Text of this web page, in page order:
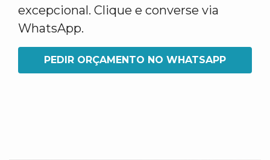
excepcional. Clique e converse via
WhatsApp.
PEDIR ORÇAMENTO NO WHATSAPP